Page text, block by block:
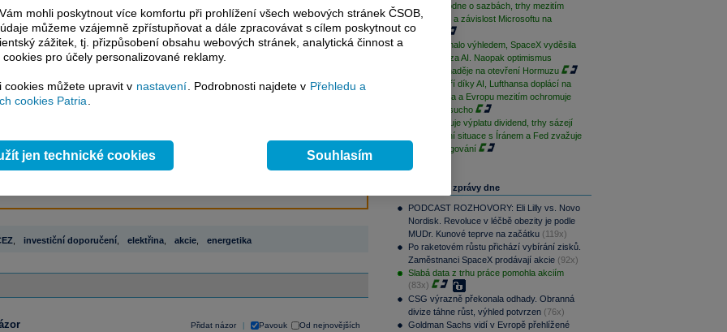
kekompletnímu zpravodajství
bez jakýchkoliv omezení. Veškeré
komentáře a horké zprávy jsou
terminálovou metodou (bez nutnosti obnovovat stránku) bez
a v plné verzi.
servis, rozsáhlédatabázečasových řad ke stažení,prognózy
a valuace, ekonomickéfundamenty více
investiční doporučení, elektřina, akcie, energetika
Přidat názor Pavouk Od nejnovějších
ČNB rozhodne o sazbách, trhy mezitím
sledují Írán a závislost Microsoftu na
OpenAI
AMD zklamalo výhledem, SpaceX vyděsila
cenovkou za AI. Naopak optimismus
podporují naděje na otevření Hormuzu
Palantir září díky AI, Lufthansa doplácí na
drahá paliva a Evropu mezitím ochromuje
historické sucho
ČEZ zahajuje výplatu dividend, trhy sázejí
na uklidnění situace s Íránem a Fed zvažuje
změnu fungování
Nejčtenější zprávy dne
PODCAST ROZHOVORY: Eli Lilly vs. Novo
Nordisk. Revoluce v léčbě obezity je podle
MUDr. Kunové teprve na začátku (119x)
Po raketovém růstu přichází vybírání zisků.
Zaměstnanci SpaceX prodávají akcie (92x)
Slabá data z trhu práce pomohla akciím
(83x)
CSG výrazně překonala odhady. Obranná
divize táhne růst, výhled potvrzen (76x)
Goldman Sachs vidí v Evropě přehlížené
mohli poskytnout více komfortu při prohlížení všech webových stránek ČSOB,
můžeme vzájemně zpřístupňovat a dále zpracovávat s cílem poskytnout co
zážitek, tj. přizpůsobení obsahu webových stránek, analytická činnost a
pro účely personalizované reklamy.
cookies můžete upravit v nastavení . Podrobnosti najdete v Přehledu a
cookies Patria
jen technické cookies Souhlasím